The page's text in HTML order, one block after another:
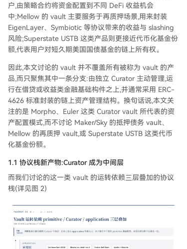
户,由策略合约将资金配置到不同 DeFi 收益机会
中;Mellow 的 vault 主要服务于再质押场景,用来封装
EigenLayer、Symbiotic 等协议带来的收益与 slashing
风险;Superstate USTB 这类产品则更接近代币化基金份
额,代表用户对短久期美国国债基金的链上所有权。
因此,本文讨论的 vault 并不覆盖所有被称为 vault 的产
品,而只聚焦其中一条分支:由独立 Curator 主动管理,运
行在借贷或收益类金融基础构件之上,并通常采用 ERC-
4626 标准封装的链上资产管理结构。换句话说,本文关
注的是 Morpho、Euler 这类 Curator vault 所代表的资
产配置模式,而不讨论 Maker/Sky 的抵押债务 vault、
Mellow 的再质押 vault,或 Superstate USTB 这类代币
化基金份额。
1.1 协议栈新产物:Curator 成为中间层
而我们讨论的这一类 vault 的运转依赖三层叠加的协议
栈(详见图 2)